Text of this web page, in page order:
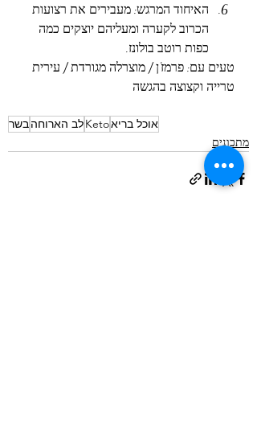
האיחוד המרגש: מעבירים את רצועות
הכרוב לקערה ומעליהם יוצקים כמה
כפות רוטב בולונז.
טעים עם: פרמז'ן / מוצרלה מגורדת / עירית
טרייה וקצוצה בהגשה
אוכל בריאKetoלב הארוחהבשר
מתכונים